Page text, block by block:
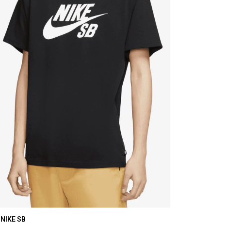
NIKE SB